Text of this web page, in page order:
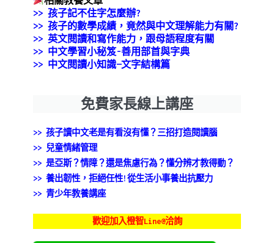
>> 孩子記不住字怎麼辦?
>> 孩子的數學成績，竟然與中文理解能力有關?
>> 英文閱讀和寫作能力，跟母語程度有關
>> 中文學習小秘笈-善用部首與字典
>> 中文閱讀小知識—文字結構篇
免費家長線上講座
>> 孩子讀中文老是有看沒有懂？三招打造閱讀腦
>> 兒童情緒管理
>> 是亞斯？情障？還是焦慮行為？懂分辨才教得動？
>> 養出韌性，拒絕任性!從生活小事養出抗壓力
>> 青少年教養講座
歡迎加入橙智Line@洽詢